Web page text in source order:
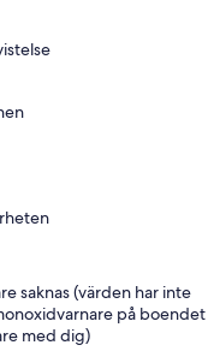
saknas (värden har inte
på boendet
med dig)